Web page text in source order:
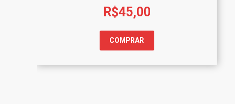
R$45,00
COMPRAR